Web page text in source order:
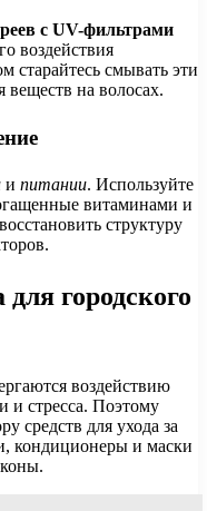
с UV-фильтрами
воздействия
старайтесь смывать эти
веществ на волосах.
и питании. Используйте
витаминами и
структуру
городского
воздействию
и стресса. Поэтому
средств для ухода за
кондиционеры и маски